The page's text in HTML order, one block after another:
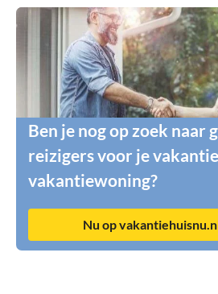
Ben je nog op zoek naar
reizigers voor je
vakantiewoning?
Nu op